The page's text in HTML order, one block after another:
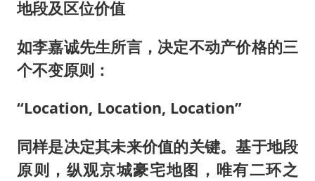
地段及区位价值
如李嘉诚先生所言，决定不动产价格的三
个不变原则：
“Location, Location, Location”
同样是决定其未来价值的关键。基于地段
原则，纵观京城豪宅地图，唯有二环之